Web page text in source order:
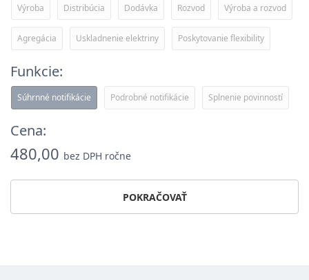
Výroba Distribúcia Dodávka Rozvod Výroba a rozvod
Agregácia Uskladnenie elektriny Poskytovanie flexibility
Funkcie:
Súhrnné notifikácie Podrobné notifikácie Splnenie povinností
Cena:
480,00 bez DPH ročne
POKRAČOVAŤ